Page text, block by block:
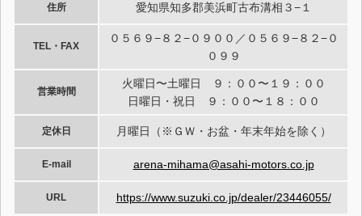
住所 愛知県知多郡美浜町古布溝相３−１
TEL・FAX
０５６９−８２−０９００／０５６９−８２−０
０９９
営業時間
火曜日〜土曜日 ９：００〜１９：００
日曜日・祝日 ９：００〜１８：００
定休日 月曜日（※ＧＷ・お盆・年末年始を除く）
E-mail arena-mihama@asahi-motors.co.jp
URL https://www.suzuki.co.jp/dealer/23446055/